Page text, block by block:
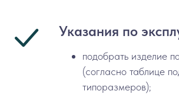
Указания по
подобрать изделие
(согласно таблице
типоразмеров);